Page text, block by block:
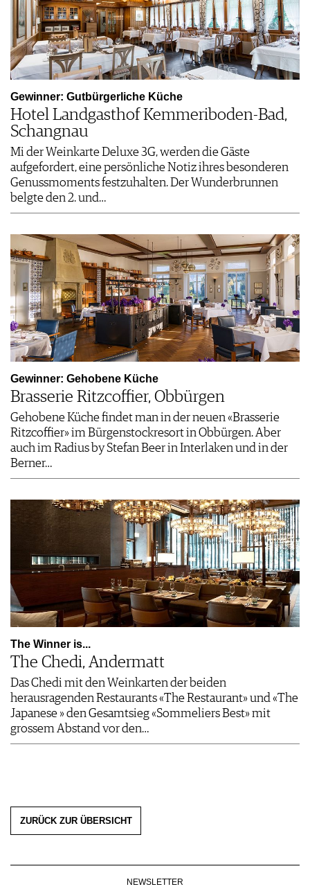
Gewinner: Gutbürgerliche Küche
Hotel Landgasthof Kemmeriboden-Bad,
Schangnau
Mi der Weinkarte Deluxe 3G, werden die Gäste
aufgefordert, eine persönliche Notiz ihres besonderen
Genussmoments festzuhalten. Der Wunderbrunnen
belgte den 2. und…
Gewinner: Gehobene Küche
Brasserie Ritzcoffier, Obbürgen
Gehobene Küche findet man in der neuen «Brasserie
Ritzcoffier» im Bürgenstockresort in Obbürgen. Aber
auch im Radius by Stefan Beer in Interlaken und in der
Berner…
The Winner is...
The Chedi, Andermatt
Das Chedi mit den Weinkarten der beiden
herausragenden Restaurants «The Restaurant» und «The
Japanese » den Gesamtsieg «Sommeliers Best» mit
grossem Abstand vor den…
ZURÜCK ZUR ÜBERSICHT
NEWSLETTER